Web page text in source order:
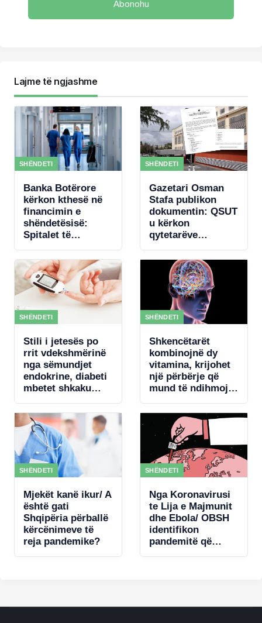
Lajme të ngjashme
SHËNDETI
Banka Botërore
kërkon kthesë në
financimin e
shëndetësisë:
Spitalet të
rezultateve
SHËNDETI
Gazetari Osman
Stafa publikon
dokumentin: QSUT
u kërkon
qytetarëve
pajisje mjekësore,
qeveria akordon 4
mln € për
koncertin e Kanye
West
SHËNDETI
Stili i jetesës po
rrit vdekshmërinë
nga sëmundjet
endokrine, diabeti
mbetet shkaku
SHËNDETI
Shkencëtarët
kombinojnë dy
vitamina, krijohet
një përbërje që
mund të ndihmojë
trurit
SHËNDETI
Mjekët kanë ikur/ A
është gati
Shqipëria përballë
kërcënimeve të
reja pandemike?
SHËNDETI
Nga Koronavirusi
te Lija e Majmunit
dhe Ebola/ OBSH
identifikon
pandemitë që